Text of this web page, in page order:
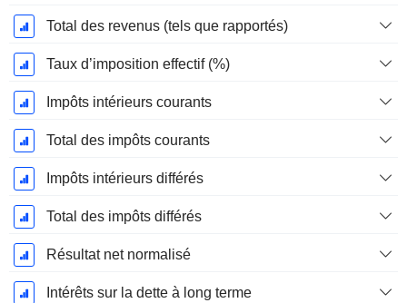
Total des revenus (tels que rapportés)
Taux d’imposition effectif (%)
Impôts intérieurs courants
Total des impôts courants
Impôts intérieurs différés
Total des impôts différés
Résultat net normalisé
Intérêts sur la dette à long terme